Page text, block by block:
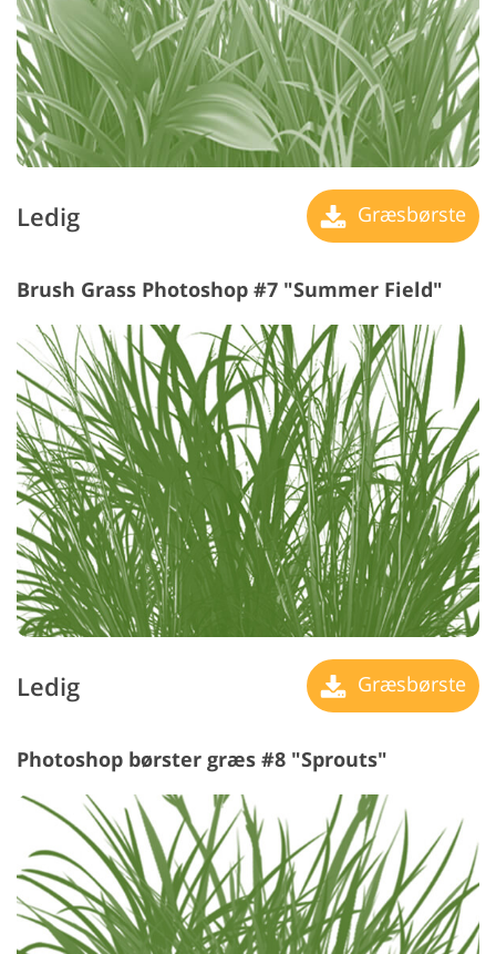
Ledig Græsbørste
Brush Grass Photoshop #7 "Summer Field"
Ledig Græsbørste
Photoshop børster græs #8 "Sprouts"